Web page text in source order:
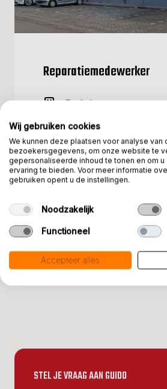
Reparatiemedewerker
Radial
€2.800 - €3.200
Fulltime
Soest
BEKIJK VACATURE
STEL JE VRAAG AAN GUIDO
Wij gebruiken cookies
We kunnen deze plaatsen voor analyse van
bezoekersgegevens, om onze website te
gepersonaliseerde inhoud te tonen en om
ervaring te bieden. Voor meer informatie
gebruiken opent u de instellingen.
Noodzakelijk
Functioneel
Accepteer alles